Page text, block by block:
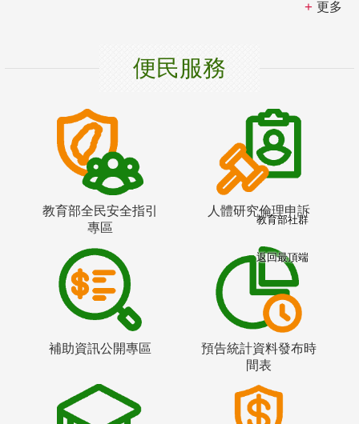
更多
便民服務
教育部全民安全指引
專區
人體研究倫理申訴
補助資訊公開專區
預告統計資料發布時
間表
教育部社群
返回最頂端